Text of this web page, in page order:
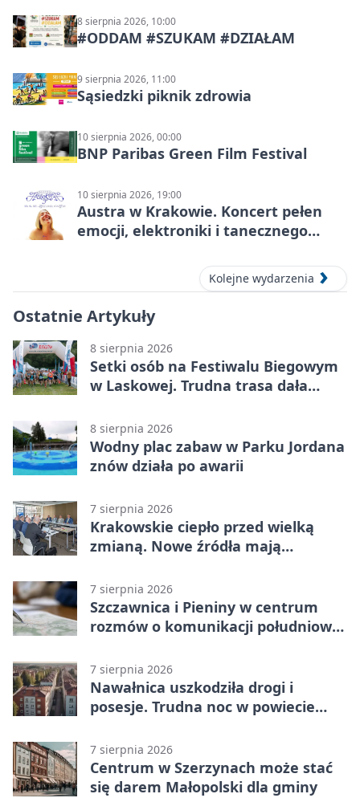
8 sierpnia 2026, 10:00
#ODDAM #SZUKAM #DZIAŁAM
9 sierpnia 2026, 11:00
Sąsiedzki piknik zdrowia
10 sierpnia 2026, 00:00
BNP Paribas Green Film Festival
10 sierpnia 2026, 19:00
Austra w Krakowie. Koncert pełen
emocji, elektroniki i tanecznego
Kolejne wydarzenia
Ostatnie Artykuły
8 sierpnia 2026
Setki osób na Festiwalu Biegowym
w Laskowej. Trudna trasa dała
8 sierpnia 2026
Wodny plac zabaw w Parku Jordana
znów działa po awarii
7 sierpnia 2026
Krakowskie ciepło przed wielką
zmianą. Nowe źródła mają
7 sierpnia 2026
Szczawnica i Pieniny w centrum
rozmów o komunikacji południowej
7 sierpnia 2026
Nawałnica uszkodziła drogi i
posesje. Trudna noc w powiecie
7 sierpnia 2026
Centrum w Szerzynach może stać
się darem Małopolski dla gminy